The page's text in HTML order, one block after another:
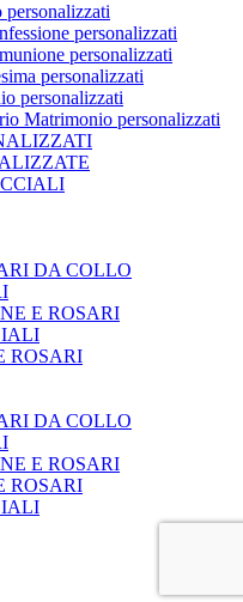
personalizzati
personalizzati
personalizzati
personalizzati
Matrimonio personalizzati
DA COLLO
E ROSARI
ROSARI
DA COLLO
E ROSARI
ROSARI